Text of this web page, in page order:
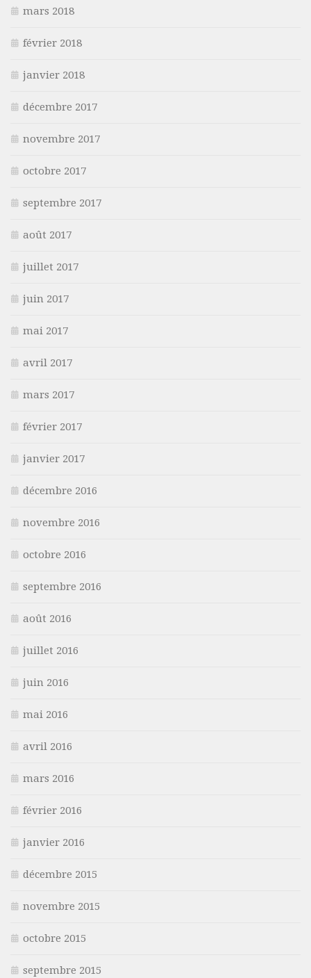
mars 2018
février 2018
janvier 2018
décembre 2017
novembre 2017
octobre 2017
septembre 2017
août 2017
juillet 2017
juin 2017
mai 2017
avril 2017
mars 2017
février 2017
janvier 2017
décembre 2016
novembre 2016
octobre 2016
septembre 2016
août 2016
juillet 2016
juin 2016
mai 2016
avril 2016
mars 2016
février 2016
janvier 2016
décembre 2015
novembre 2015
octobre 2015
septembre 2015